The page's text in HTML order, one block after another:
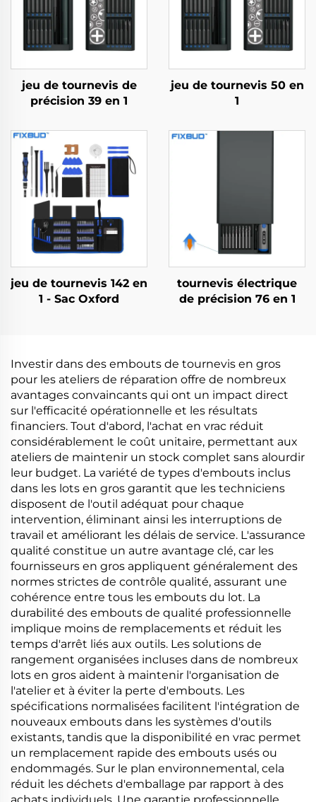
jeu de tournevis de
précision 39 en 1
jeu de tournevis 50 en
1
jeu de tournevis 142 en
1 - Sac Oxford
tournevis électrique
de précision 76 en 1
Investir dans des embouts de tournevis en gros
pour les ateliers de réparation offre de nombreux
avantages convaincants qui ont un impact direct
sur l'efficacité opérationnelle et les résultats
financiers. Tout d'abord, l'achat en vrac réduit
considérablement le coût unitaire, permettant aux
ateliers de maintenir un stock complet sans alourdir
leur budget. La variété de types d'embouts inclus
dans les lots en gros garantit que les techniciens
disposent de l'outil adéquat pour chaque
intervention, éliminant ainsi les interruptions de
travail et améliorant les délais de service. L'assurance
qualité constitue un autre avantage clé, car les
fournisseurs en gros appliquent généralement des
normes strictes de contrôle qualité, assurant une
cohérence entre tous les embouts du lot. La
durabilité des embouts de qualité professionnelle
implique moins de remplacements et réduit les
temps d'arrêt liés aux outils. Les solutions de
rangement organisées incluses dans de nombreux
lots en gros aident à maintenir l'organisation de
l'atelier et à éviter la perte d'embouts. Les
spécifications normalisées facilitent l'intégration de
nouveaux embouts dans les systèmes d'outils
existants, tandis que la disponibilité en vrac permet
un remplacement rapide des embouts usés ou
endommagés. Sur le plan environnemental, cela
réduit les déchets d'emballage par rapport à des